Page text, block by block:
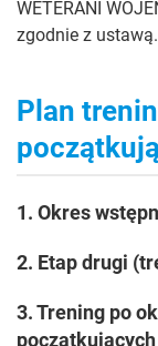
WETERANI
zgodnie z ustawą.
Plan
1. Okres
2. Etap drugi
3. Trening po